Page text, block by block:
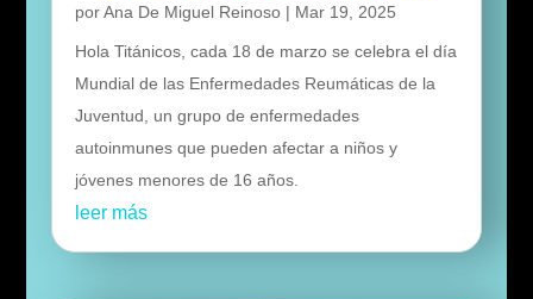
porAna De Miguel Reinoso| Mar 19, 2025
Hola Titánicos, cada 18 de marzo se celebra el día
Mundial de las Enfermedades Reumáticas de la
Juventud, un grupo de enfermedades
autoinmunes que pueden afectar a niños y
jóvenes menores de 16 años.
leer más